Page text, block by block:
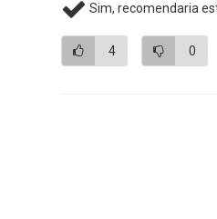
Sim, recomendaria
4 0